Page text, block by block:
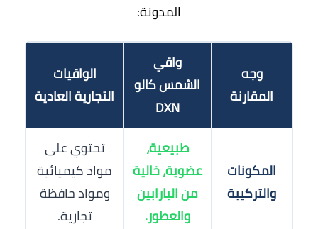
المدونة:
وجه
المقارنة
واقي
الشمس كالو
DXN
الواقيات
التجارية العادية
المكونات
والتركيبة
طبيعية،
عضوية، خالية
من البارابين
والعطور.
تحتوي على
مواد كيميائية
ومواد حافظة
تجارية.